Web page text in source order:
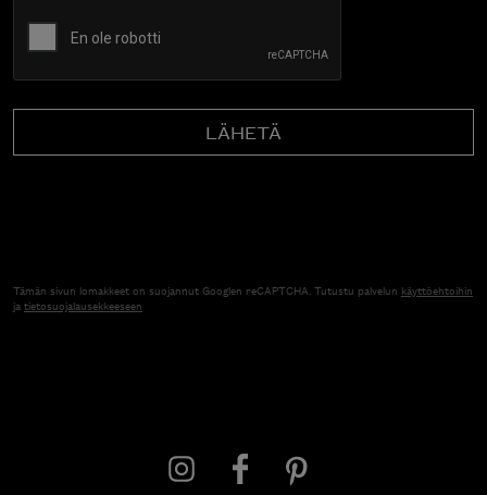
Tämän sivun lomakkeet on suojannut Googlen reCAPTCHA. Tutustu palvelun käyttöehtoihin
jatietosuojalausekkeeseen